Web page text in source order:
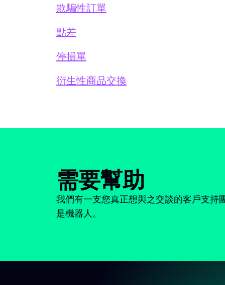
欺騙性訂單
點差
停損單
衍生性商品交換
需要幫助
我們有一支您真正想與之交談的客戶支持
是機器人。